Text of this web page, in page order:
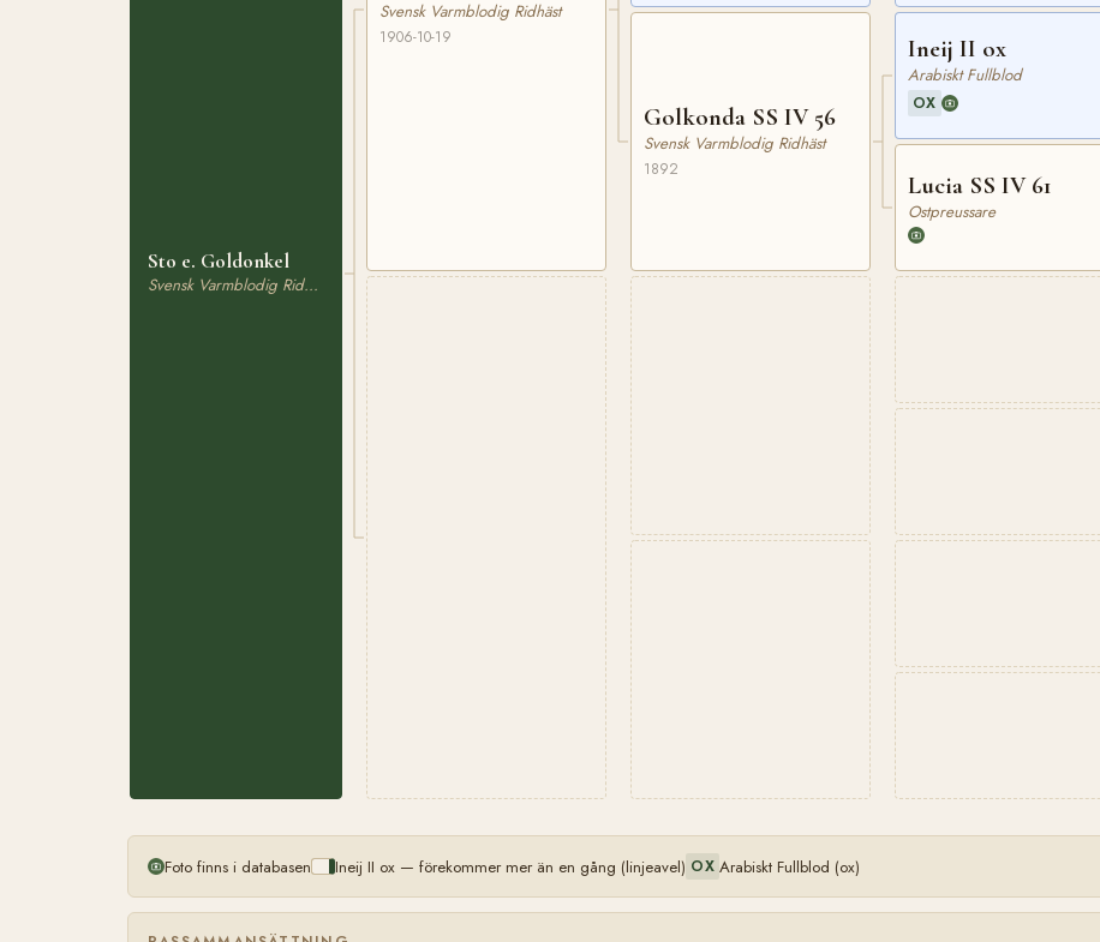
Sto e. Goldonkel
Svensk Varmblodig Ridhäst
Svensk Varmblodig Ridhäst
1906-10-19
Golkonda SS IV 56
Svensk Varmblodig Ridhäst
1892
Ineij II ox
Arabiskt Fullblod
OX
Lucia SS IV 61
Ostpreussare
Foto finns i databasen Ineij II ox — förekommer mer än en gång (linjeavel) OX Arabiskt Fullblod (ox)